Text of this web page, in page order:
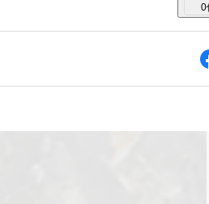
0